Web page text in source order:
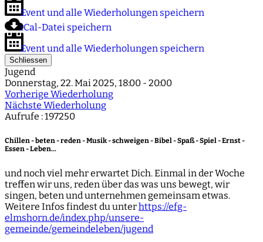
Event und alle Wiederholungen speichern
iCal-Datei speichern
Event und alle Wiederholungen speichern
Schliessen
Jugend
Donnerstag, 22. Mai 2025, 18:00 - 20:00
Vorherige Wiederholung
Nächste Wiederholung
Aufrufe : 197250
Chillen - beten - reden - Musik - schweigen - Bibel - Spaß - Spiel - Ernst -
Essen - Leben...
und noch viel mehr erwartet Dich. Einmal in der Woche
treffen wir uns, reden über das was uns bewegt, wir
singen, beten und unternehmen gemeinsam etwas.
Weitere Infos findest du unterhttps://efg-
elmshorn.de/index.php/unsere-
gemeinde/gemeindeleben/jugend